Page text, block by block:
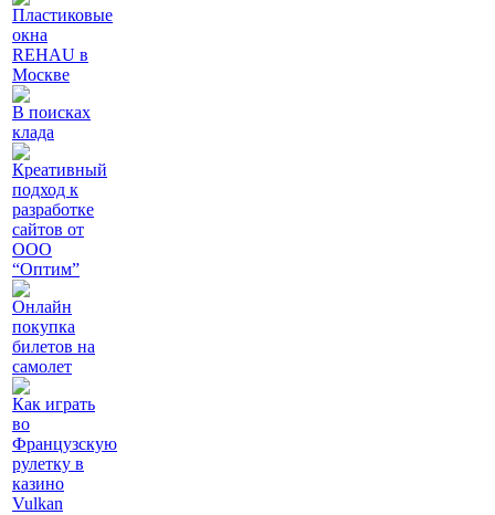
Пластиковые
окна
REHAU в
Москве
В поисках
клада
Креативный
подход к
разработке
сайтов от
ООО
“Оптим”
Онлайн
покупка
билетов на
самолет
Как играть
во
Французскую
рулетку в
казино
Vulkan